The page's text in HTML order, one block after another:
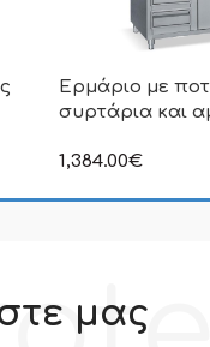
Ερμάριο με
συρτάρια και
1,384.00€
μας